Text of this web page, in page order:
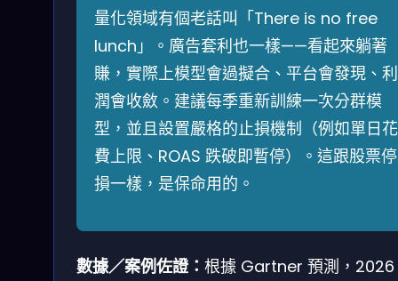
量化領域有個老話叫「There is no free
lunch」。廣告套利也一樣——看起來躺著
賺，實際上模型會過擬合、平台會發現、利
潤會收斂。建議每季重新訓練一次分群模
型，並且設置嚴格的止損機制（例如單日花
費上限、ROAS 跌破即暫停）。這跟股票停
損一樣，是保命用的。
數據／案例佐證： 根據 Gartner 預測，2026